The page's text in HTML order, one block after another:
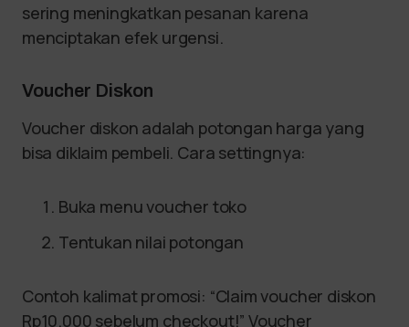
sering meningkatkan pesanan karena
menciptakan efek urgensi.
Voucher Diskon
Voucher diskon adalah potongan harga yang
bisa diklaim pembeli. Cara settingnya:
Buka menu voucher toko
Tentukan nilai potongan
Contoh kalimat promosi: “Claim voucher diskon
Rp10.000 sebelum checkout!” Voucher